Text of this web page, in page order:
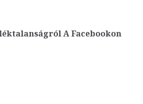
A Facebookon